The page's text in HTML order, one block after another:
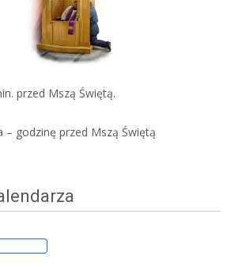
przed Mszą Świętą.
– godzinę przed Mszą Świętą